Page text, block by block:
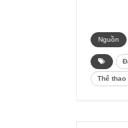
Nguồn
Thể